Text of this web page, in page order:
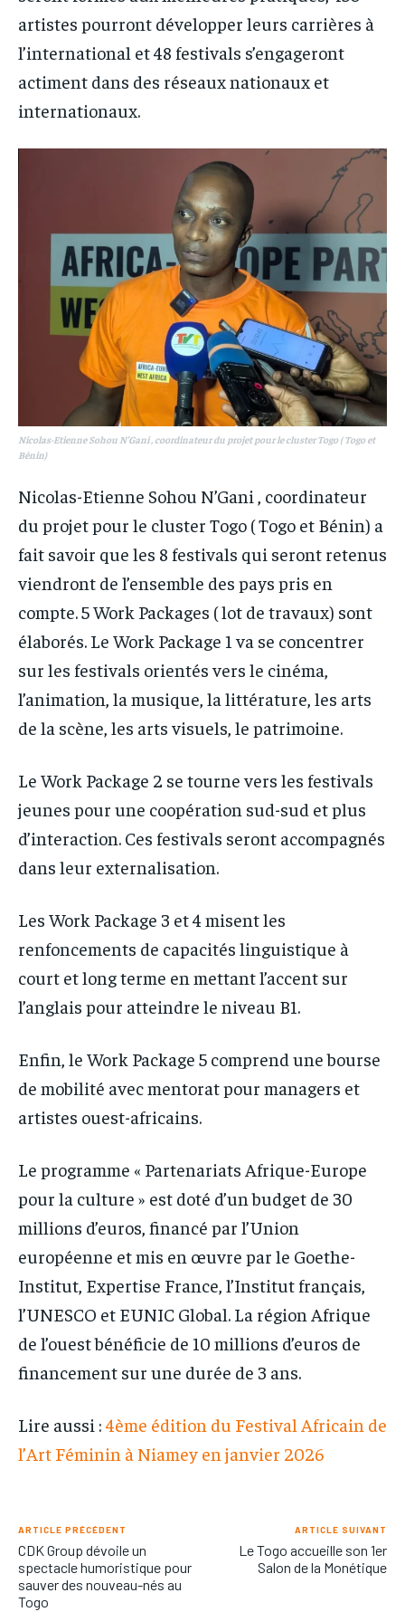
artistes pourront développer leurs carrières à
l’international et 48 festivals s’engageront
actiment dans des réseaux nationaux et
internationaux.
Nicolas-Etienne Sohou N’Gani , coordinateur du projet pour le cluster Togo ( Togo et
Bénin)
Nicolas-Etienne Sohou N’Gani , coordinateur
du projet pour le cluster Togo ( Togo et Bénin) a
fait savoir que les 8 festivals qui seront retenus
viendront de l’ensemble des pays pris en
compte. 5 Work Packages ( lot de travaux) sont
élaborés. Le Work Package 1 va se concentrer
sur les festivals orientés vers le cinéma,
l’animation, la musique, la littérature, les arts
de la scène, les arts visuels, le patrimoine.
Le Work Package 2 se tourne vers les festivals
jeunes pour une coopération sud-sud et plus
d’interaction. Ces festivals seront accompagnés
dans leur externalisation.
Les Work Package 3 et 4 misent les
renfoncements de capacités linguistique à
court et long terme en mettant l’accent sur
l’anglais pour atteindre le niveau B1.
Enfin, le Work Package 5 comprend une bourse
de mobilité avec mentorat pour managers et
artistes ouest-africains.
Le programme « Partenariats Afrique-Europe
pour la culture » est doté d’un budget de 30
millions d’euros, financé par l’Union
européenne et mis en œuvre par le Goethe-
Institut, Expertise France, l’Institut français,
l’UNESCO et EUNIC Global. La région Afrique
de l’ouest bénéficie de 10 millions d’euros de
financement sur une durée de 3 ans.
Lire aussi : 4ème édition du Festival Africain de
l’Art Féminin à Niamey en janvier 2026
ARTICLE PRÉCÉDENT
CDK Group dévoile un
spectacle humoristique pour
sauver des nouveau-nés au
Togo
ARTICLE SUIVANT
Le Togo accueille son 1er
Salon de la Monétique